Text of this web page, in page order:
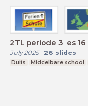
2TL periode 3 les 16
July 2025- 26 slides
Duits Middelbare school